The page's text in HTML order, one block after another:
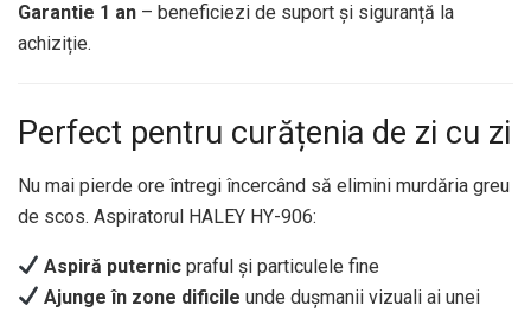
Garantie 1 an – beneficiezi de suport și siguranță la
achiziție.
Perfect pentru curățenia de zi cu zi
Nu mai pierde ore întregi încercând să elimini murdăria greu
de scos. Aspiratorul HALEY HY-906:
Aspiră puternic praful și particulele fine
Ajunge în zone dificile unde dușmanii vizuali ai unei